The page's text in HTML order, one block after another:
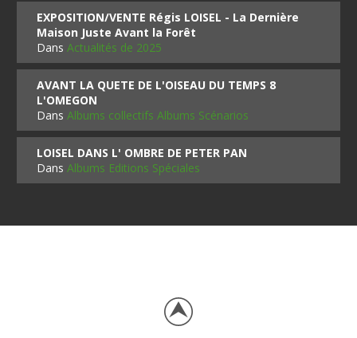
EXPOSITION/VENTE Régis LOISEL - La Dernière
Maison Juste Avant la Forêt
DansActualités de 2025
AVANT LA QUETE DE L'OISEAU DU TEMPS 8
L'OMEGON
DansAlbums collectifs Albums Scénarios
LOISEL DANS L' OMBRE DE PETER PAN
DansAlbums Editions Spéciales